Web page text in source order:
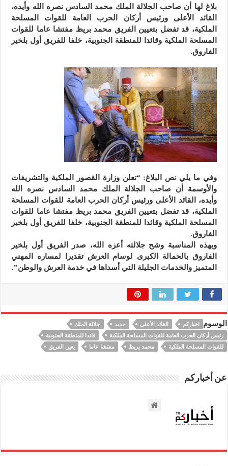
بلاغ لها أن صاحب الجلالة الملك محمد السادس نصره الله وأيده،
القائد الأعلى ورئيس أركان الحرب العامة للقوات المسلحة
الملكية، قد تفضل بتعيين الفريق محمد بريظ مفتشا عاما للقوات
المسلحة الملكية وقائدا للمنطقة الجنوبية، خلفا للفريق أول بلخير
الفاروق.
وفي ما يلي نص البلاغ: “تعلن وزارة القصور الملكية والتشريفات
والأوسمة أن صاحب الجلالة الملك محمد السادس نصره الله
وأيده، القائد الأعلى ورئيس أركان الحرب العامة للقوات المسلحة
الملكية، قد تفضل بتعيين الفريق محمد بريظ مفتشا عاما للقوات
المسلحة الملكية وقائدا للمنطقة الجنوبية، خلفا للفريق أول بلخير
الفاروق.
وبهذه المناسبة وشح جلالته أعزه الله، صدر الفريق أول بلخير
الفاروق بالحمالة الكبرى لوسام العرش تقديرا لمساره المهني
المتميز والخدمات الجليلة التي أسداها في خدمة العرش والوطن”.
الوسوم اخباركم القائد الأعلى جديد
جلالة الملك
رئيس أركان الحرب العامة للقوات المسلحة الملكية
قائدا للمنطقة الجنوبية
للقوات المسلحة الملكية
محمد بريظ مفتشا عاما يعين الفريق
عن أخباركم